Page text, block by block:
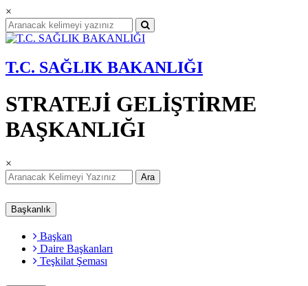
×
T.C. SAĞLIK BAKANLIĞI
STRATEJİ GELİŞTİRME
BAŞKANLIĞI
×
Ara
Başkanlık
Başkan
Daire Başkanları
Teşkilat Şeması